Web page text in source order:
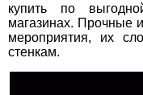
купить по
магазинах. Прочные
мероприятия, их
стенкам.